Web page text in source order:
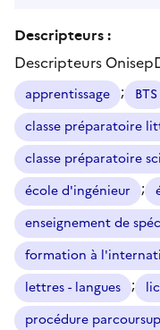
Descripteurs :
Descripteurs
apprentissage ; BTS
classe préparatoire
classe préparatoire
école d'ingénieur ;
enseignement de
formation à
lettres - langues ;
procédure parcoursup